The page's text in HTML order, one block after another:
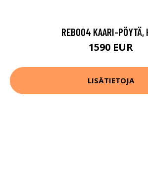
REB004 KAARI-PÖYTÄ,
1590 EUR
LISÄTIETOJA